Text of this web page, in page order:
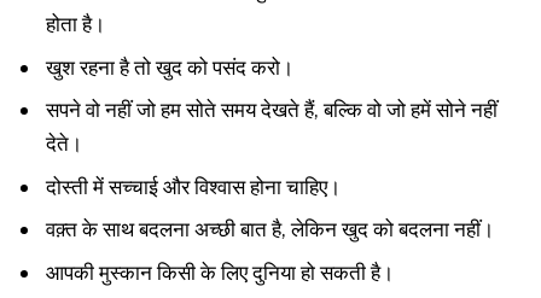
होता है।
खुश रहना है तो खुद को पसंद करो।
सपने वो नहीं जो हम सोते समय देखते हैं, बल्कि वो जो हमें सोने नहीं
देते।
दोस्ती में सच्चाई और विश्वास होना चाहिए।
वक़्त के साथ बदलना अच्छी बात है, लेकिन खुद को बदलना नहीं।
आपकी मुस्कान किसी के लिए दुनिया हो सकती है।